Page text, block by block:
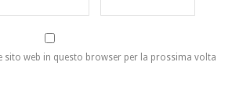
sito web in questo browser per la prossima volta